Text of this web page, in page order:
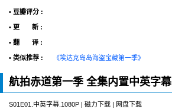
• 豆瓣评分 :
• 更 新 :
• 翻 译 :
• 类似推荐 : 《埃达克岛岛海盗宝藏第一季》
航拍赤道第一季 全集内置中英字幕
S01E01.中英字幕.1080P | 磁力下载 | 网盘下载